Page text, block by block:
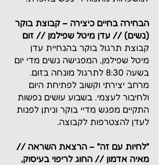
הבחירה בחיים כיצירה – קבוצת בוקר
(נשים) // עדן מיטל שפילמן // זום
קבוצת תרגול בוקר בהנחיית עדן
מיטל שפילמן, המפגישה נשים מדי יום
בשעה 8:30 לתרגול מונחה בזום.
מרחב יצירתי וקשוב לפתיחת היום
ולחיבור לעצמי. בשבוע עושים נפשות
התקיים מפגש מדיי בוקר וניתן לפנות
לעדן להצטרפות לקבוצה.
"לחיות עם זה" – הרצאת השראה //
מאיה אדמון // החוג לריפוי בעיסוק,